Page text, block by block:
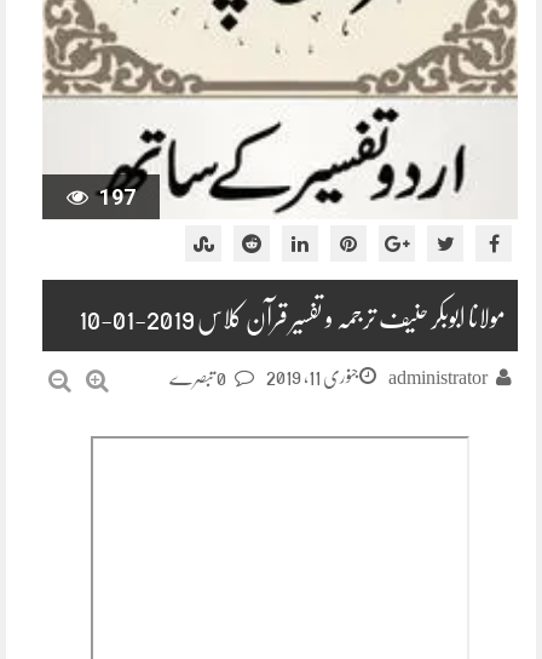
197
مولانا ابوبکر حنیف ترجمہ و تفسیر قرآن کلاس 2019-01-10
administrator جنوری 11, 2019